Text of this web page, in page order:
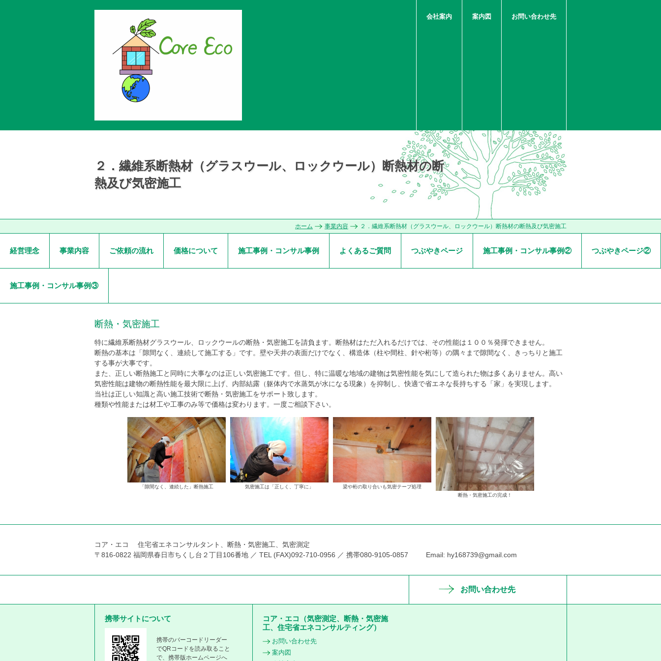
お問い合わせ先
案内図
会社案内
２．繊維系断熱材（グラスウール、ロックウール）断熱材の断
熱及び気密施工
ホーム 事業内容 ２．繊維系断熱材（グラスウール、ロックウール）断熱材の断熱及び気密施工
経営理念 事業内容 ご依頼の流れ 価格について 施工事例・コンサル事例 よくあるご質問 つぶやきページ 施工事例・コンサル事例② つぶやきページ②
施工事例・コンサル事例③
断熱・気密施工
特に繊維系断熱材グラスウール、ロックウールの断熱・気密施工を請負ます。断熱材はただ入れるだけでは、その性能は１００％発揮できません。
断熱の基本は「隙間なく、連続して施工する」です。壁や天井の表面だけでなく、構造体（柱や間柱、針や桁等）の隅々まで隙間なく、きっちりと施工
する事が大事です。
また、正しい断熱施工と同時に大事なのは正しい気密施工です。但し、特に温暖な地域の建物は気密性能を気にして造られた物は多くありません。高い
気密性能は建物の断熱性能を最大限に上げ、内部結露（躯体内で水蒸気が水になる現象）を抑制し、快適で省エネな長持ちする「家」を実現します。
当社は正しい知識と高い施工技術で断熱・気密施工をサポート致します。
種類や性能または材工や工事のみ等で価格は変わります。一度ご相談下さい。
「隙間なく、連続した」断熱施工 気密施工は「正しく、丁寧に」
梁や桁の取り合いも気密テープ処理
断熱・気密施工の完成！
コア・エコ 住宅省エネコンサルタント、断熱・気密施工、気密測定
〒816-0822 福岡県春日市ちくし台２丁目106番地 ／ TEL (FAX)092-710-0956 ／ 携帯080-9105-0857 Email: hy168739@gmail.com
お問い合わせ先
携帯サイトについて
携帯のバーコードリーダー
でQRコードを読み取ること
で、携帯版ホームページへ
コア・エコ（気密測定、断熱・気密施
工、住宅省エネコンサルティング）
お問い合わせ先
案内図